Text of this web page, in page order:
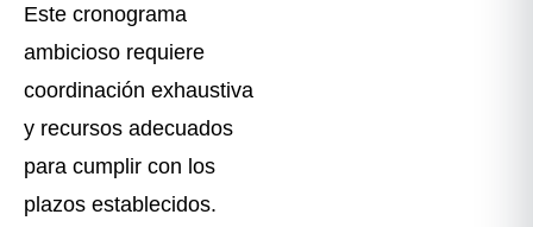
Este cronograma
ambicioso requiere
coordinación exhaustiva
y recursos adecuados
para cumplir con los
plazos establecidos.